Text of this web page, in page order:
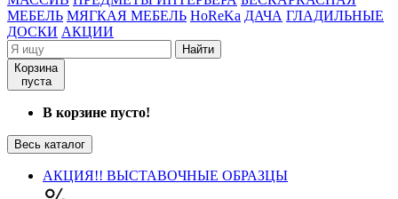
МЕБЕЛЬ МЯГКАЯ МЕБЕЛЬ HoReKa ДАЧА ГЛАДИЛЬНЫЕ
ДОСКИ АКЦИИ
Найти
Корзина
пуста
В корзине пусто!
Весь каталог
АКЦИЯ!! ВЫСТАВОЧНЫЕ ОБРАЗЦЫ